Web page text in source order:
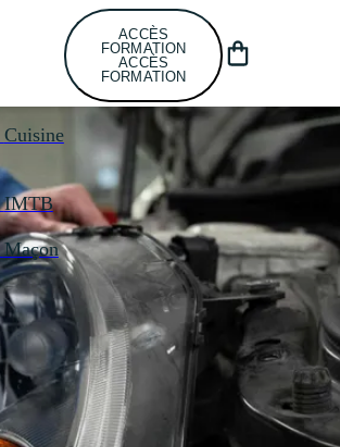
Cuisine
IMTB
Maçon
ACCÈS
FORMATION
ACCÈS
FORMATION